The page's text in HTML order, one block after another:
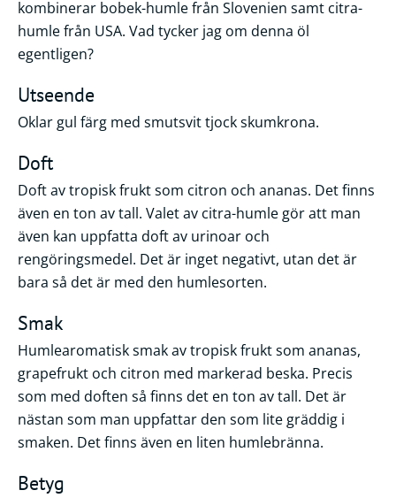
kombinerar bobek-humle från Slovenien samt citra-
humle från USA. Vad tycker jag om denna öl
egentligen?
Utseende
Oklar gul färg med smutsvit tjock skumkrona.
Doft
Doft av tropisk frukt som citron och ananas. Det finns
även en ton av tall. Valet av citra-humle gör att man
även kan uppfatta doft av urinoar och
rengöringsmedel. Det är inget negativt, utan det är
bara så det är med den humlesorten.
Smak
Humlearomatisk smak av tropisk frukt som ananas,
grapefrukt och citron med markerad beska. Precis
som med doften så finns det en ton av tall. Det är
nästan som man uppfattar den som lite gräddig i
smaken. Det finns även en liten humlebränna.
Betyg